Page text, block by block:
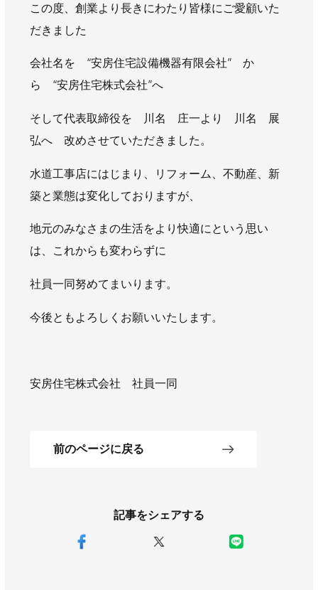
社長ブログ イベント お知らせ
チラシ
AWAJYUブログ
大型工事施工事例
採用情報
新卒・第二新卒採用 アルバイト採用 中途採用
協力会社募集
お問い合わせ
記事をシェアする
この度、創業より長きにわたり皆様にご愛顧いた
だきました
会社名を “安房住宅設備機器有限会社” か
ら “安房住宅株式会社”へ
そして代表取締役を 川名 庄一より 川名 展
弘へ 改めさせていただきました。
水道工事店にはじまり、リフォーム、不動産、新
築と業態は変化しておりますが、
地元のみなさまの生活をより快適にという思い
は、これからも変わらずに
社員一同努めてまいります。
今後ともよろしくお願いいたします。
安房住宅株式会社 社員一同
前のページに戻る